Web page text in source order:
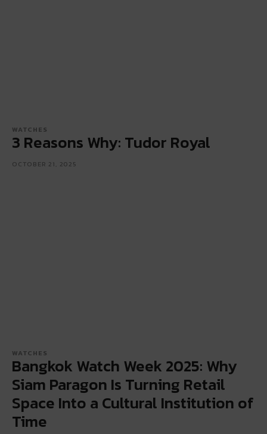
WATCHES
3 Reasons Why: Tudor Royal
OCTOBER 21, 2025
WATCHES
Bangkok Watch Week 2025: Why
Siam Paragon Is Turning Retail
Space Into a Cultural Institution of
Time